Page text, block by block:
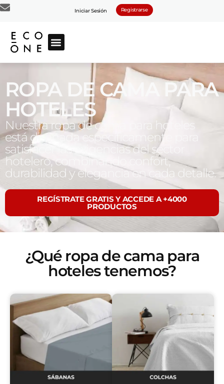
Iniciar Sesión Registrarse
ROPA DE CAMA PARA
HOTELES
Nuestra ropa de cama para hoteles
está diseñada específicamente para
satisfacer las exigencias del sector
hotelero, combinando confort,
durabilidad y elegancia en cada detalle.
REGÍSTRATE GRATIS Y ACCEDE A +4000
PRODUCTOS
¿Qué ropa de cama para
hoteles tenemos?